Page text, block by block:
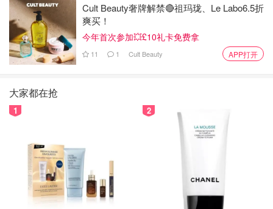
Cult Beauty奢牌解禁🔴祖玛珑、Le Labo6.5折
爽买！
今年首次参加💥£10礼卡免费拿
11 1 Cult Beauty APP打开
大家都在抢
1 2